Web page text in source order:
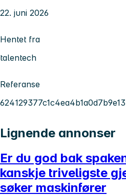
22. juni 2026
Hentet fra
talentech
Referanse
Lignende annonser
Er du god bak
kanskje triveligste
søker maskinfører